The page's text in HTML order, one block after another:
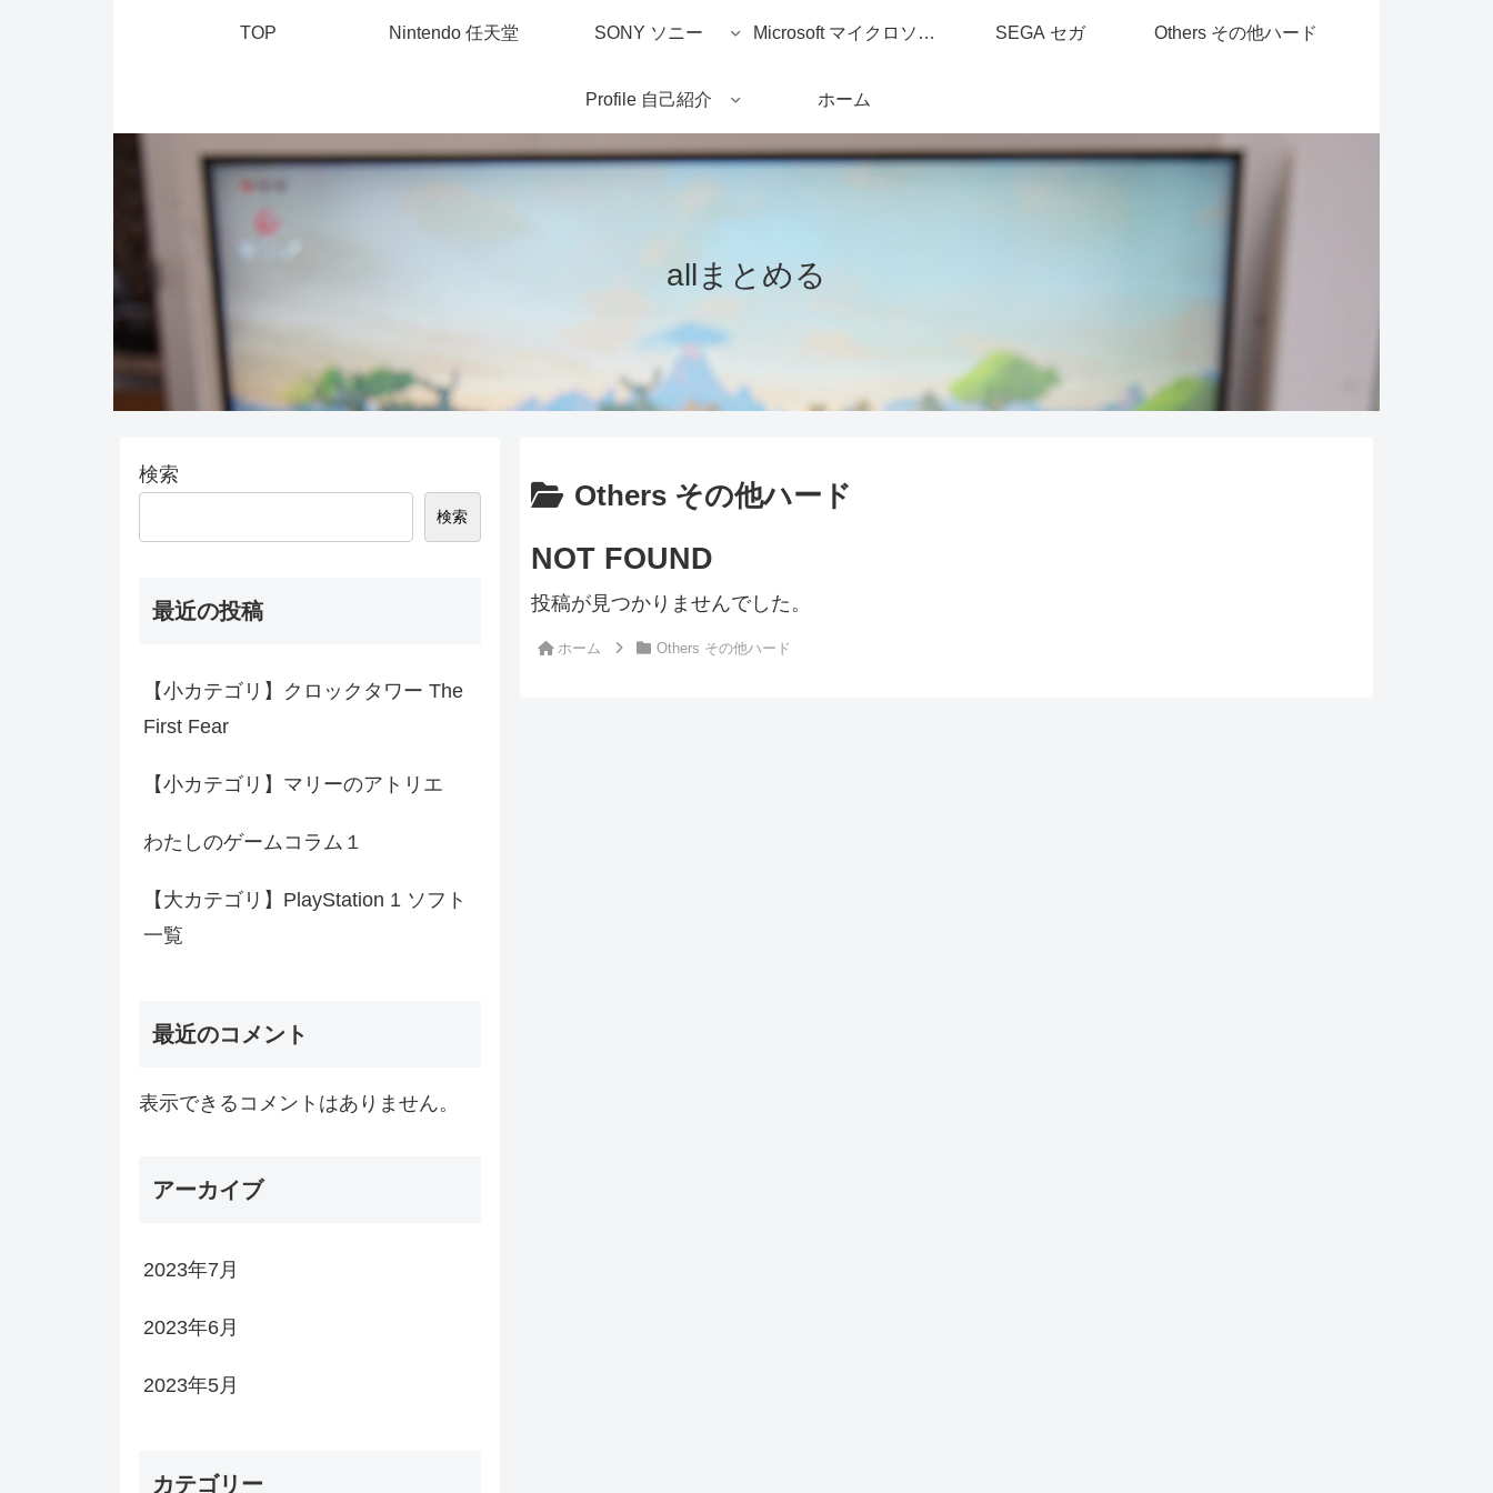
allまとめる
TOP Nintendo 任天堂 SONY ソニー Microsoft マイクロソフ
ト
SEGA セガ Others その他ハード
Profile 自己紹介 ホーム
Others その他ハード
NOT FOUND
投稿が見つかりませんでした。
ホーム Others その他ハード
検索
検索
最近の投稿
【小カテゴリ】クロックタワー The
First Fear
【小カテゴリ】マリーのアトリエ
わたしのゲームコラム１
【大カテゴリ】PlayStation 1 ソフト
一覧
最近のコメント
表示できるコメントはありません。
アーカイブ
2023年7月
2023年6月
2023年5月
カテゴリー